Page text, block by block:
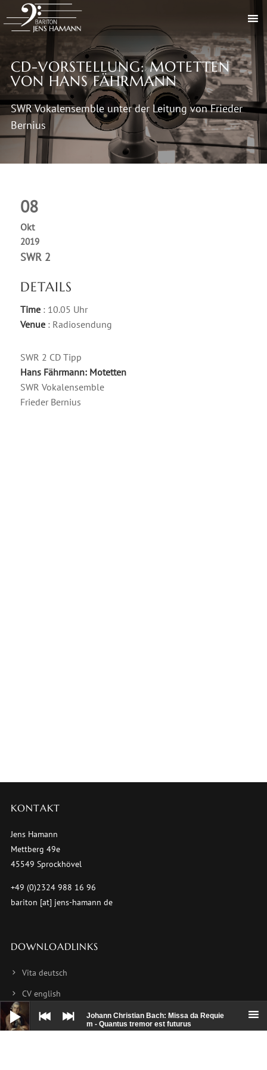
Audio-
Player
Johann Christian Bach: Missa da Requie
m - Quantus tremor est futurus
CD-VORSTELLUNG: MOTETTEN
VON HANS FÄHRMANN
SWR Vokalensemble unter der Leitung von Frieder
Bernius
08
Okt
2019
SWR 2
DETAILS
Time : 10.05 Uhr
Venue : Radiosendung
SWR 2 CD Tipp
Hans Fährmann: Motetten
SWR Vokalensemble
Frieder Bernius
KONTAKT
Jens Hamann
Mettberg 49e
45549 Sprockhövel
+49 (0)2324 988 16 96
bariton [at] jens-hamann de
DOWNLOADLINKS
Vita deutsch
CV english
CV français